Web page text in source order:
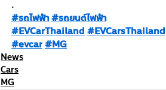
.
#รถไฟฟ้า#รถยนต์ไฟฟ้า
#EVCarThailand#EVCarsThailand
#evcar#MG
News
Cars
MG